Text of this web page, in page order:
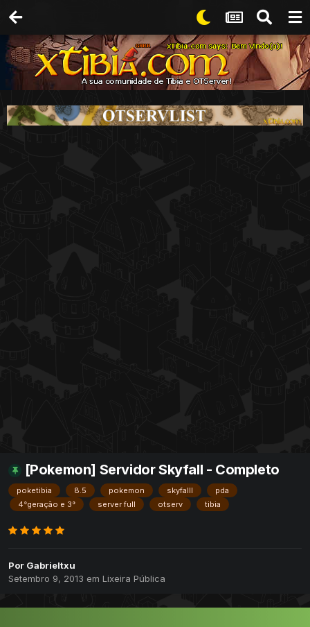
[Pokemon] Servidor Skyfall - Completo
poketibia 8.5 pokemon skyfalll
pda
4°geração e 3°
server full otserv tibia
Por Gabrieltxu
Setembro 9, 2013 em Lixeira Pública